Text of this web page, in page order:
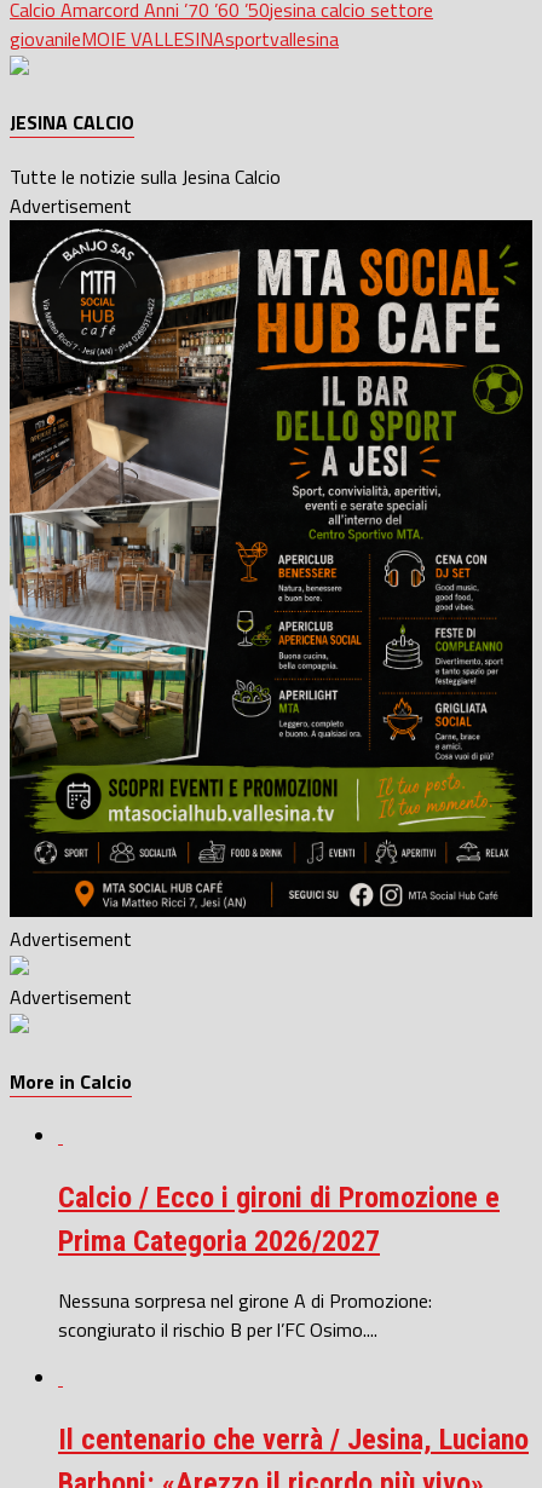
Calcio Amarcord Anni ’70 ’60 ’50jesina calcio settore
giovanileMOIE VALLESINAsportvallesina
JESINA CALCIO
Tutte le notizie sulla Jesina Calcio
Advertisement
Advertisement
Advertisement
More in Calcio
Calcio / Ecco i gironi di Promozione e
Prima Categoria 2026/2027
Nessuna sorpresa nel girone A di Promozione:
scongiurato il rischio B per l’FC Osimo....
Il centenario che verrà / Jesina, Luciano